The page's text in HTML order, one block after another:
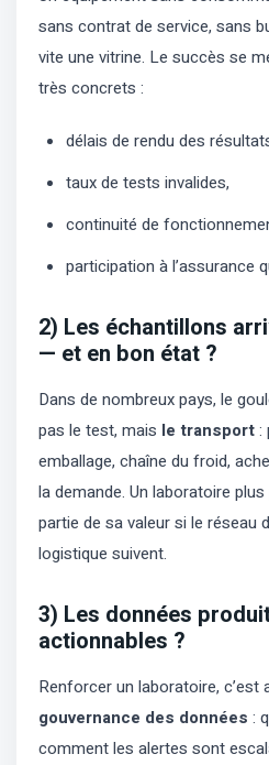
sans contrat de service, sans
vite une vitrine. Le succès se
très concrets :
délais de rendu des
taux de tests invalides,
continuité de
participation à l’assurance
2) Les échantillons
— et en bon état ?
Dans de nombreux pays, le
pas le test, mais le transport:
emballage, chaîne du froid,
la demande. Un laboratoire
partie de sa valeur si le réseau
logistique suivent.
3) Les données
actionnables ?
Renforcer un laboratoire,
gouvernance des données :
comment les alertes sont